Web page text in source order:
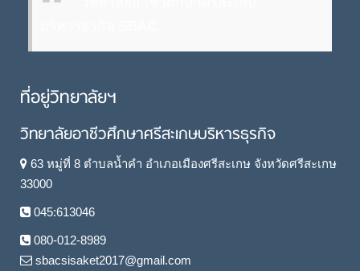
ที่อยู่วิทยาลัยฯ
วิทยาลัยอาชีวศึกษาศรีสะเกษบริหารธุรกิจ
63 หมู่ที่ 8 ตำบลน้ำคำ อำเภอเมืองศรีสะเกษ จังหวัดศรีสะเกษ
33000
045:613046
080-012-8989
sbacsisaket2017@gmail.com